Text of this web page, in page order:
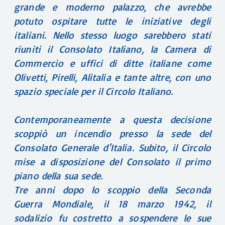
grande e moderno palazzo, che avrebbe
potuto ospitare tutte le iniziative degli
italiani. Nello stesso luogo sarebbero stati
riuniti il Consolato Italiano, la Camera di
Commercio e uffici di ditte italiane come
Olivetti, Pirelli, Alitalia e tante altre, con uno
spazio speciale per il Circolo Italiano.
Contemporaneamente a questa decisione
scoppiò un incendio presso la sede del
Consolato Generale d'Italia. Subito, il Circolo
mise a disposizione del Consolato il primo
piano della sua sede.
Tre anni dopo lo scoppio della Seconda
Guerra Mondiale, il 18 marzo 1942, il
sodalizio fu costretto a sospendere le sue